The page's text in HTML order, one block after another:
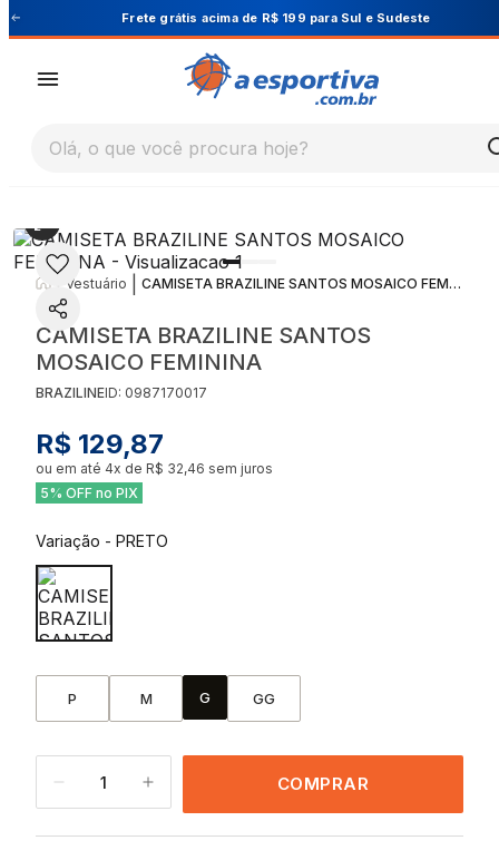
Cupom PRIMEIRA10 para 10% OFF na 1ª compra
Olá, o que você procura hoje?
Vestuário CAMISETA BRAZILINE SANTOS MOSAICO FEMININA
CAMISETA BRAZILINE SANTOS
MOSAICO FEMININA
BRAZILINEID: 0987170017
R$ 129,87
ou em até 4x de R$ 32,46 sem juros
5% OFF no PIX
Variação - PRETO
P M G GG
1 COMPRAR